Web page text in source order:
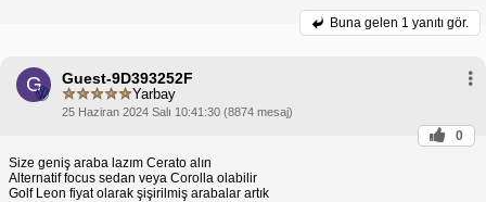
Buna gelen 1 yanıtı gör.
G Guest-9D393252F
Yarbay
25 Haziran 2024 Salı 10:41:30 (8874 mesaj)
0
Size geniş araba lazım Cerato alın
Alternatif focus sedan veya Corolla olabilir
Golf Leon fiyat olarak şişirilmiş arabalar artık